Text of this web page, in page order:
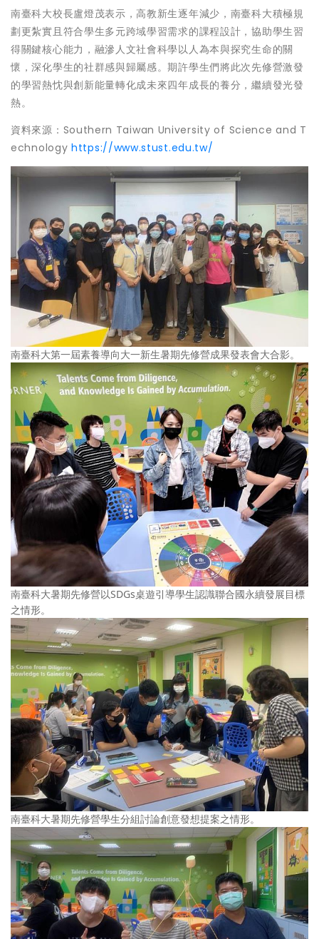
南臺科大校長盧燈茂表示，高教新生逐年減少，南臺科大積極規
劃更紮實且符合學生多元跨域學習需求的課程設計，協助學生習
得關鍵核心能力，融滲人文社會科學以人為本與探究生命的關
懷，深化學生的社群感與歸屬感。期許學生們將此次先修營激發
的學習熱忱與創新能量轉化成未來四年成長的養分，繼續發光發
熱。
資料來源：Southern Taiwan University of Science and T
echnology https://www.stust.edu.tw/
南臺科大第一屆素養導向大一新生暑期先修營成果發表會大合影。
南臺科大暑期先修營以SDGs桌遊引導學生認識聯合國永續發展目標
之情形。
南臺科大暑期先修營學生分組討論創意發想提案之情形。